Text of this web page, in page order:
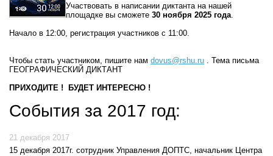
Участвовать в написании диктанта на нашей
площадке вы сможете 30 ноября 2025 года
Начало в 12:00, регистрация участников с 11:00.
Чтобы стать участником, пишите нам dovus@rshu.ru . Тема письма
ГЕОГРАФИЧЕСКИЙ ДИКТАНТ
ПРИХОДИТЕ ! БУДЕТ ИНТЕРЕСНО !
События за 2017 год:
21 декабря 2017
15 декабря 2017г. сотрудник Управления ДОПТС, начальник Центра